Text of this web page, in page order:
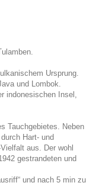
Ursprung.
und Lombok.
indonesischen Insel,
Tauchgebietes. Neben
Hart- und
aus. Der wohl
gestrandeten und
und nach 5 min zu